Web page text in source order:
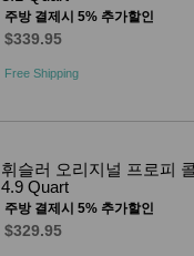
주방 결제시 5% 추가할인
$339.95
Free Shipping
휘슬러 오리지널 프로피
4.9 Quart
주방 결제시 5% 추가할인
$329.95